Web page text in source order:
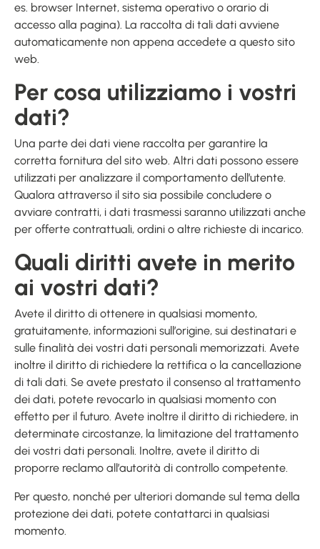
es. browser Internet, sistema operativo o orario di
accesso alla pagina). La raccolta di tali dati avviene
automaticamente non appena accedete a questo sito
web.
Per cosa utilizziamo i vostri
dati?
Una parte dei dati viene raccolta per garantire la
corretta fornitura del sito web. Altri dati possono essere
utilizzati per analizzare il comportamento dell’utente.
Qualora attraverso il sito sia possibile concludere o
avviare contratti, i dati trasmessi saranno utilizzati anche
per offerte contrattuali, ordini o altre richieste di incarico.
Quali diritti avete in merito
ai vostri dati?
Avete il diritto di ottenere in qualsiasi momento,
gratuitamente, informazioni sull’origine, sui destinatari e
sulle finalità dei vostri dati personali memorizzati. Avete
inoltre il diritto di richiedere la rettifica o la cancellazione
di tali dati. Se avete prestato il consenso al trattamento
dei dati, potete revocarlo in qualsiasi momento con
effetto per il futuro. Avete inoltre il diritto di richiedere, in
determinate circostanze, la limitazione del trattamento
dei vostri dati personali. Inoltre, avete il diritto di
proporre reclamo all’autorità di controllo competente.
Per questo, nonché per ulteriori domande sul tema della
protezione dei dati, potete contattarci in qualsiasi
momento.